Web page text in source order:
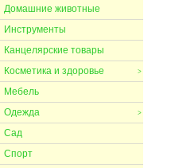
Домашние животные
Инструменты
Канцелярские товары
>
Косметика и здоровье
Мебель
>
Одежда
Сад
Спорт